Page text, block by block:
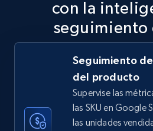
URL, Title, Available,
con la
seguimiento
Seguimiento
del producto
Supervise las
las SKU en Google
las unidades